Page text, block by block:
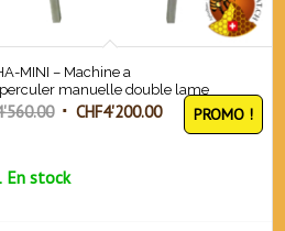
MINI – Machine a
manuelle double lame
Le
était :
CHF4'200.00Le
prix
PROMO !
En stock